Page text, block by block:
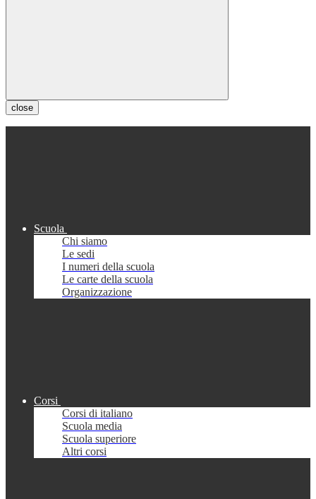
close
Scuola
Chi siamo
Le sedi
I numeri della scuola
Le carte della scuola
Organizzazione
Corsi
Corsi di italiano
Scuola media
Scuola superiore
Altri corsi